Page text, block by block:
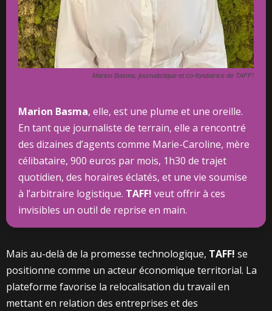
Marion Basma, journalistique et co-fondatrice de TAFF!
Marion Basma, elle, est une plume et une oreille.
En tant que journaliste de terrain, elle a rencontré
des dizaines d’agents comme Marie-Caroline, mère
célibataire, 900 euros par mois, 1h30 de trajet
quotidien, des horaires éclatés, et une vie soumise
à l’arbitraire logistique. TAFF! veut offrir à ces
invisibles un outil de reprise en main.
Mais au-delà de la promesse technologique, TAFF! se
positionne comme un acteur économique territorial. La
plateforme favorise la relocalisation du travail en
mettant en relation des entreprises et des